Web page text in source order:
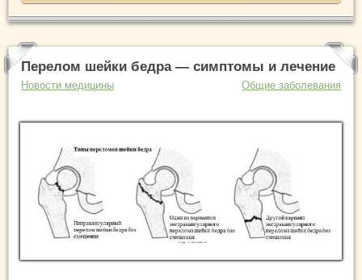
Перелом шейки бедра — симптомы и лечение
Новости медицины Общие заболевания